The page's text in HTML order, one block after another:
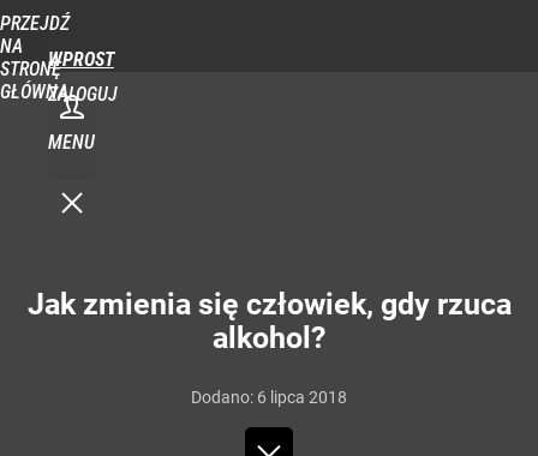
PRZEJDŹ
NA
STRONĘ
GŁÓWNĄ
WPROST
ZALOGUJ
MENU
Jak zmienia się człowiek, gdy rzuca
alkohol?
Dodano: 6 lipca 2018